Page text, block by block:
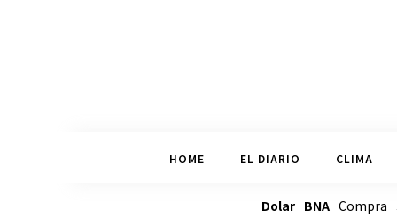
HOME EL DIARIO CLIMA
Dolar BNACompra